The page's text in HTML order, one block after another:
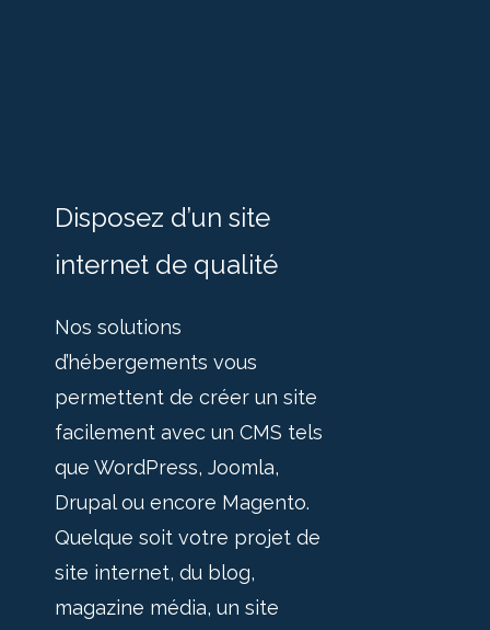
Disposez d’un site
internet de qualité
Nos solutions
d’hébergements vous
permettent de créer un site
facilement avec un CMS tels
que WordPress, Joomla,
Drupal ou encore Magento.
Quelque soit votre projet de
site internet, du blog,
magazine média, un site